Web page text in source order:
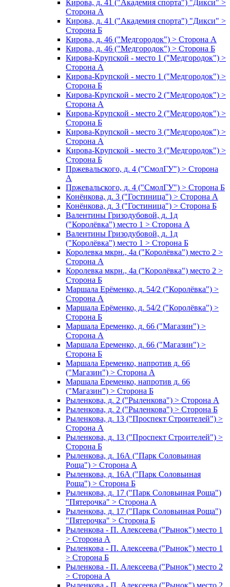
Кирова, д. 41 ("Академия спорта") "Дикси" >
Сторона А
Кирова, д. 41 ("Академия спорта") "Дикси" >
Сторона Б
Кирова, д. 46 ("Медгородок") > Сторона А
Кирова, д. 46 ("Медгородок") > Сторона Б
Кирова-Крупской - место 1 ("Медгородок") >
Сторона А
Кирова-Крупской - место 1 ("Медгородок") >
Сторона Б
Кирова-Крупской - место 2 ("Медгородок") >
Сторона А
Кирова-Крупской - место 2 ("Медгородок") >
Сторона Б
Кирова-Крупской - место 3 ("Медгородок") >
Сторона А
Кирова-Крупской - место 3 ("Медгородок") >
Сторона Б
Пржевальского, д. 4 ("СмолГУ") > Сторона
А
Пржевальского, д. 4 ("СмолГУ") > Сторона Б
Конёнкова, д. 3 ("Гостиница") > Сторона А
Конёнкова, д. 3 ("Гостиница") > Сторона Б
Валентины Гризодубовой, д. 1д
("Королёвка") место 1 > Сторона А
Валентины Гризодубовой, д. 1д
("Королёвка") место 1 > Сторона Б
Королевка мкрн., 4а ("Королёвка") место 2 >
Сторона А
Королевка мкрн., 4а ("Королёвка") место 2 >
Сторона Б
Маршала Ерёменко, д. 54/2 ("Королёвка") >
Сторона А
Маршала Ерёменко, д. 54/2 ("Королёвка") >
Сторона Б
Маршала Еременко, д. 66 ("Магазин") >
Сторона А
Маршала Еременко, д. 66 ("Магазин") >
Сторона Б
Маршала Еременко, напротив д. 66
("Магазин") > Сторона А
Маршала Еременко, напротив д. 66
("Магазин") > Сторона Б
Рыленкова, д. 2 ("Рыленкова") > Сторона А
Рыленкова, д. 2 ("Рыленкова") > Сторона Б
Рыленкова, д. 13 ("Проспект Строителей") >
Сторона А
Рыленкова, д. 13 ("Проспект Строителей") >
Сторона Б
Рыленкова, д. 16А ("Парк Соловьиная
Роща") > Сторона А
Рыленкова, д. 16А ("Парк Соловьиная
Роща") > Сторона Б
Рыленкова, д. 17 ("Парк Соловьиная Роща")
"Пятерочка" > Сторона А
Рыленкова, д. 17 ("Парк Соловьиная Роща")
"Пятерочка" > Сторона Б
Рыленкова - П. Алексеева ("Рынок") место 1
> Сторона А
Рыленкова - П. Алексеева ("Рынок") место 1
> Сторона Б
Рыленкова - П. Алексеева ("Рынок") место 2
> Сторона А
Рыленкова - П. Алексеева ("Рынок") место 2